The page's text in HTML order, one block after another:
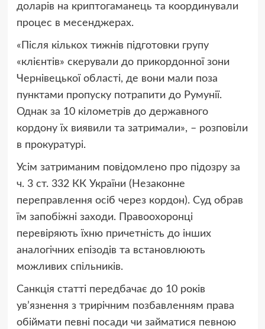
доларів на криптогаманець та координували
процес в месенджерах.
«Після кількох тижнів підготовки групу
«клієнтів» скерували до прикордонної зони
Чернівецької області, де вони мали поза
пунктами пропуску потрапити до Румунії.
Однак за 10 кілометрів до державного
кордону їх виявили та затримали», – розповіли
в прокуратурі.
Усім затриманим повідомлено про підозру за
ч. 3 ст. 332 КК України (Незаконне
переправлення осіб через кордон). Суд обрав
їм запобіжні заходи. Правоохоронці
перевіряють їхню причетність до інших
аналогічних епізодів та встановлюють
можливих спільників.
Санкція статті передбачає до 10 років
ув’язнення з трирічним позбавленням права
обіймати певні посади чи займатися певною